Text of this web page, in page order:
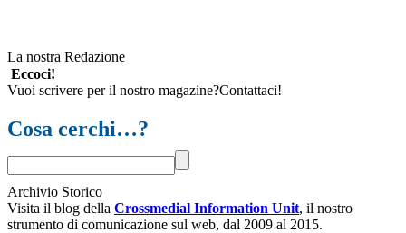
La nostra Redazione
Eccoci!
Vuoi scrivere per il nostro magazine?Contattaci!
Cosa cerchi…?
Archivio Storico
Visita il blog della Crossmedial Information Unit, il nostro
strumento di comunicazione sul web, dal 2009 al 2015.